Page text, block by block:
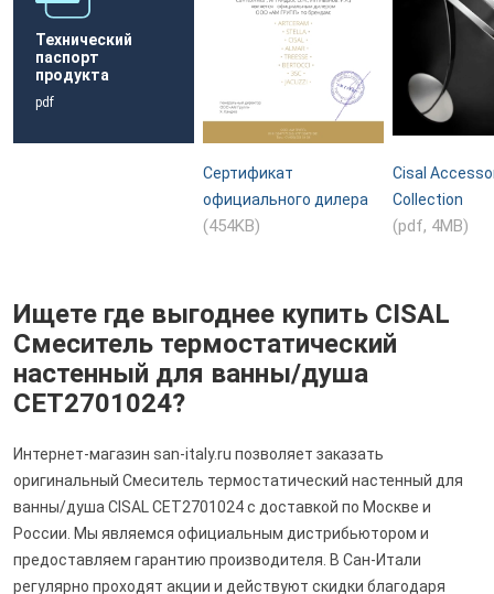
Технический
паспорт
продукта
pdf
Сертификат
официального дилера
(454KB)
Cisal
Collection
(pdf, 4MB)
Ищете где выгоднее купить CISAL
Смеситель термостатический
настенный для ванны/душа
CET2701024?
Интернет-магазин san-italy.ru позволяет заказать
оригинальный Смеситель термостатический настенный для
ванны/душа CISAL CET2701024 с доставкой по Москве и
России. Мы являемся официальным дистрибьютором и
предоставляем гарантию производителя. В Сан-Итали
регулярно проходят акции и действуют скидки благодаря